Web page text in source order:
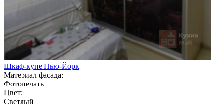
Шкаф-купе Нью-Йорк
Материал фасада:
Фотопечать
Цвет:
Светлый